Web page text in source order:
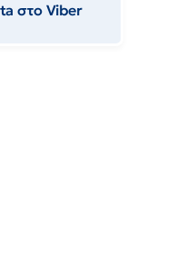
στο Viber